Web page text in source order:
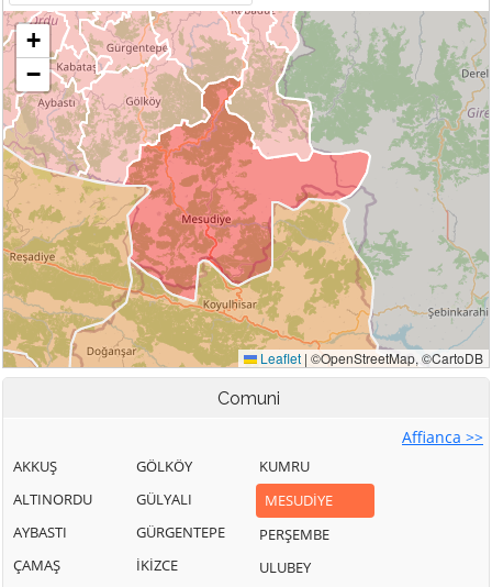
Comuni
Affianca >>
AKKUŞ
ALTINORDU
AYBASTI
ÇAMAŞ
GÖLKÖY
GÜLYALI
GÜRGENTEPE
İKİZCE
KUMRU
MESUDİYE
PERŞEMBE
ULUBEY